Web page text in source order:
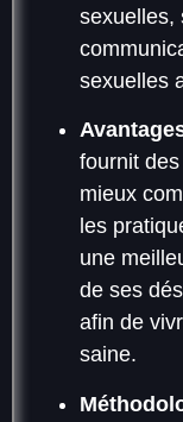
sexuelles,
sexuelles
fournit
mieux
les
une
de ses
afin de
saine.